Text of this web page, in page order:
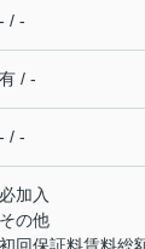
- / -
有 / -
- / -
必加入
その他